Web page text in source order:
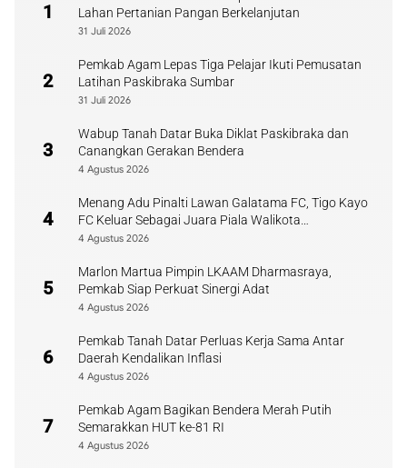
1
Lahan Pertanian Pangan Berkelanjutan
31 Juli 2026
2
Pemkab Agam Lepas Tiga Pelajar Ikuti Pemusatan
Latihan Paskibraka Sumbar
31 Juli 2026
3
Wabup Tanah Datar Buka Diklat Paskibraka dan
Canangkan Gerakan Bendera
4 Agustus 2026
4
Menang Adu Pinalti Lawan Galatama FC, Tigo Kayo
FC Keluar Sebagai Juara Piala Walikota
Payakumbuh
4 Agustus 2026
5
Marlon Martua Pimpin LKAAM Dharmasraya,
Pemkab Siap Perkuat Sinergi Adat
4 Agustus 2026
6
Pemkab Tanah Datar Perluas Kerja Sama Antar
Daerah Kendalikan Inflasi
4 Agustus 2026
7
Pemkab Agam Bagikan Bendera Merah Putih
Semarakkan HUT ke-81 RI
4 Agustus 2026